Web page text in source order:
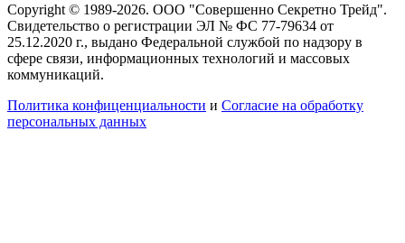
Copyright © 1989-2026. ООО "Совершенно Секретно Трейд".
Свидетельство о регистрации ЭЛ № ФС 77-79634 от
25.12.2020 г., выдано Федеральной службой по надзору в
сфере связи, информационных технологий и массовых
коммуникаций.
Политика конфиценциальности и Согласие на обработку
персональных данных